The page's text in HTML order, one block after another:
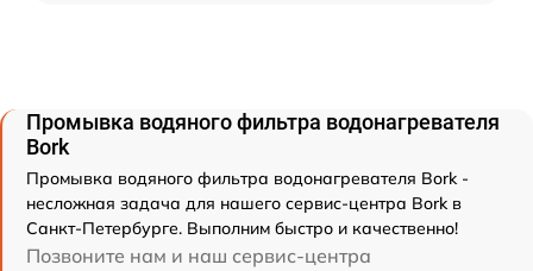
Промывка водяного фильтра водонагревателя
Bork
Промывка водяного фильтра водонагревателя Bork -
несложная задача для нашего сервис-центра Bork в
Санкт-Петербурге. Выполним быстро и качественно!
Позвоните нам и наш сервис-центра